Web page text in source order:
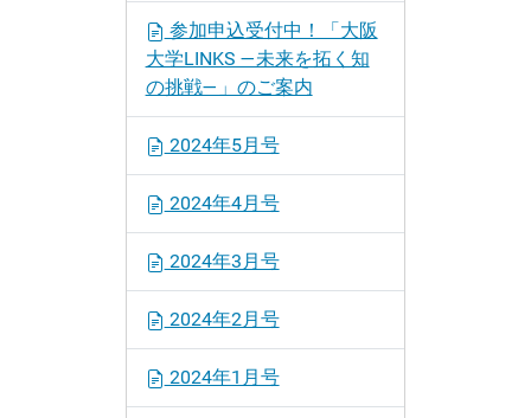
参加申込受付中！「大阪
大学LINKS ―未来を拓く知
の挑戦―」のご案内
2024年5月号
2024年4月号
2024年3月号
2024年2月号
2024年1月号